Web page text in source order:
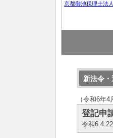
京都御池税理士法
新法令
（令和6年
登記申
令和